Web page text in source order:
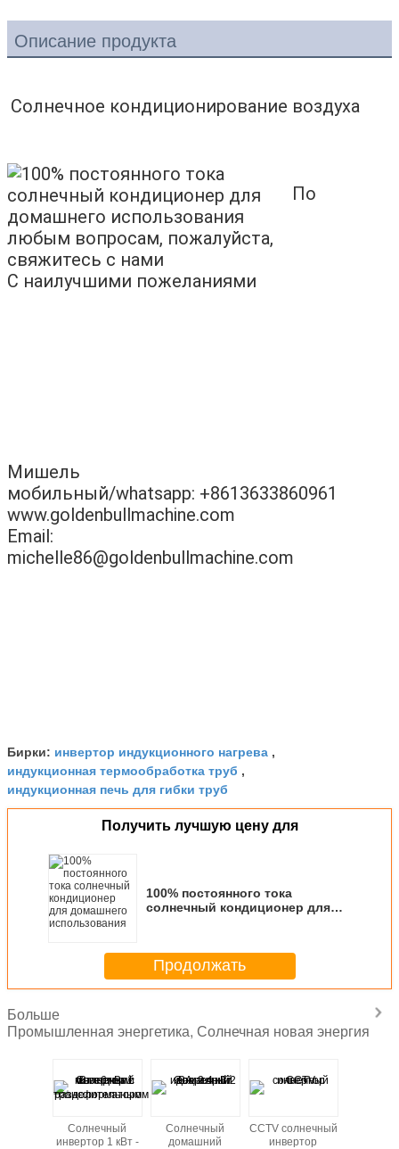
Описание продукта
Солнечное кондиционирование воздуха
По
любым вопросам, пожалуйста,
свяжитесь с нами
С наилучшими пожеланиями
Мишель
мобильный/whatsapp: +8613633860961
www.goldenbullmachine.com
Email:
michelle86@goldenbullmachine.com
Бирки: инвертор индукционного нагрева ,
индукционная термообработка труб ,
индукционная печь для гибки труб
Получить лучшую цену для
100% постоянного тока
солнечный кондиционер для
Продолжать
Больше
Промышленная энергетика, Солнечная новая энергия
Солнечный
инвертор 1 кВт -
Солнечный
домашний
CCTV солнечный
инвертор